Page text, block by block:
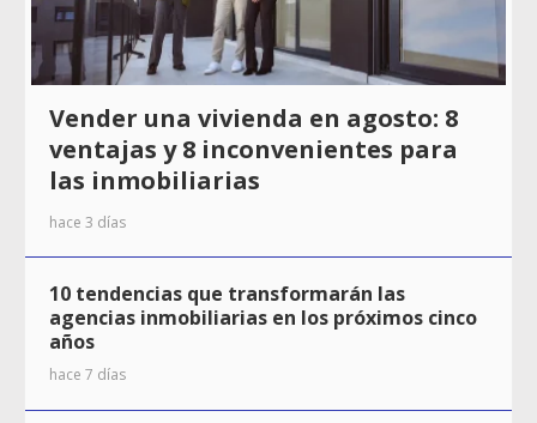
Vender una vivienda en agosto: 8
ventajas y 8 inconvenientes para
las inmobiliarias
hace 3 días
10 tendencias que transformarán las
agencias inmobiliarias en los próximos cinco
años
hace 7 días